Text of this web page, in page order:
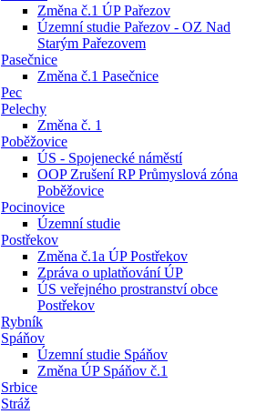
Změna č.1 ÚP Pařezov
Územní studie Pařezov - OZ Nad
Starým Pařezovem
Pasečnice
Změna č.1 Pasečnice
Pec
Pelechy
Změna č. 1
Poběžovice
ÚS - Spojenecké náměstí
OOP Zrušení RP Průmyslová zóna
Poběžovice
Pocinovice
Územní studie
Postřekov
Změna č.1a ÚP Postřekov
Zpráva o uplatňování ÚP
ÚS veřejného prostranství obce
Postřekov
Rybník
Spáňov
Územní studie Spáňov
Změna ÚP Spáňov č.1
Srbice
Stráž